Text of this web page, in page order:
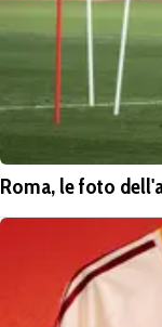
Roma, le foto